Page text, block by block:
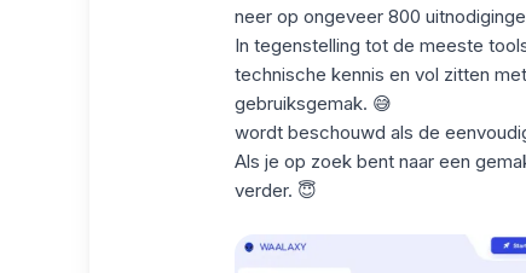
neer op ongeveer 800
In tegenstelling tot de meeste
technische kennis en vol zitten
gebruiksgemak. 😅
wordt beschouwd als de
Als je op zoek bent naar een
verder. 😇